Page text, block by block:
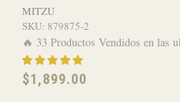
MITZU
SKU: 879875-2
🔥 33 Productos Vendidos en las
$1,899.00